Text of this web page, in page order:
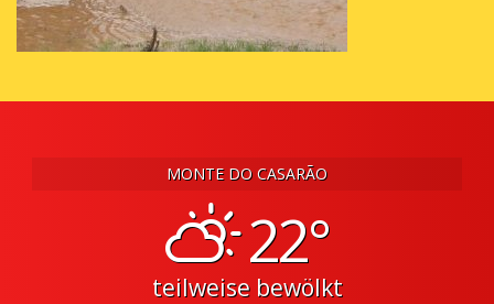
MONTE DO CASARÃO
22°
teilweise bewölkt